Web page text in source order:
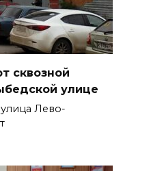
сквозной
улице
улица Лево-